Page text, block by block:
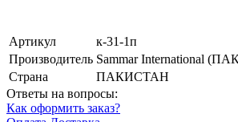
Артикул
к-31-1п
Производитель Sammar International
Страна
ПАКИСТАН
Ответы на вопросы:
Как оформить заказ?